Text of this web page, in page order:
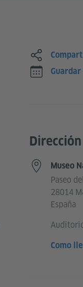
Guardar
Dirección
Museo
Paseo
28014
España
Como